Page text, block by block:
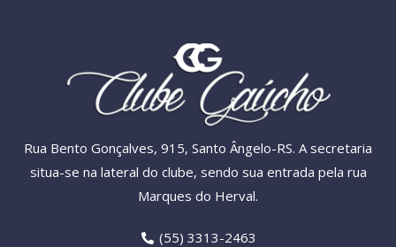
Rua Bento Gonçalves, 915, Santo Ângelo-RS. A secretaria
situa-se na lateral do clube, sendo sua entrada pela rua
Marques do Herval.
(55) 3313-2463